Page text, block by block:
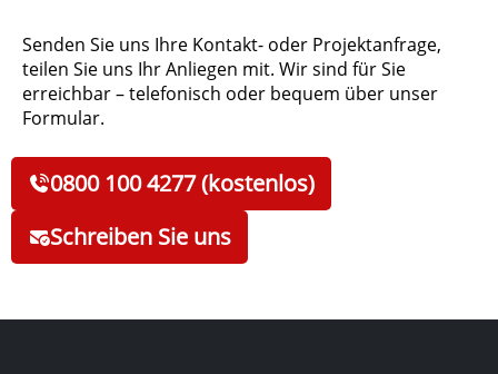
Senden Sie uns Ihre Kontakt- oder Projektanfrage,
teilen Sie uns Ihr Anliegen mit. Wir sind für Sie
erreichbar – telefonisch oder bequem über unser
Formular.
0800 100 4277 (kostenlos)
Schreiben Sie uns